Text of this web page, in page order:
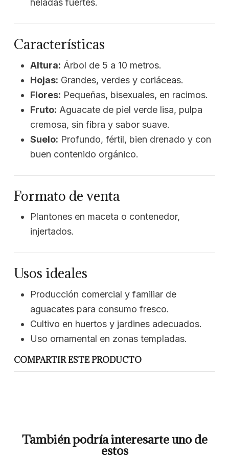
heladas fuertes.
Características
Altura: Árbol de 5 a 10 metros.
Hojas: Grandes, verdes y coriáceas.
Flores: Pequeñas, bisexuales, en racimos.
Fruto: Aguacate de piel verde lisa, pulpa
cremosa, sin fibra y sabor suave.
Suelo: Profundo, fértil, bien drenado y con
buen contenido orgánico.
Formato de venta
Plantones en maceta o contenedor,
injertados.
Usos ideales
Producción comercial y familiar de
aguacates para consumo fresco.
Cultivo en huertos y jardines adecuados.
Uso ornamental en zonas templadas.
COMPARTIR ESTE PRODUCTO
También podría interesarte uno de
estos